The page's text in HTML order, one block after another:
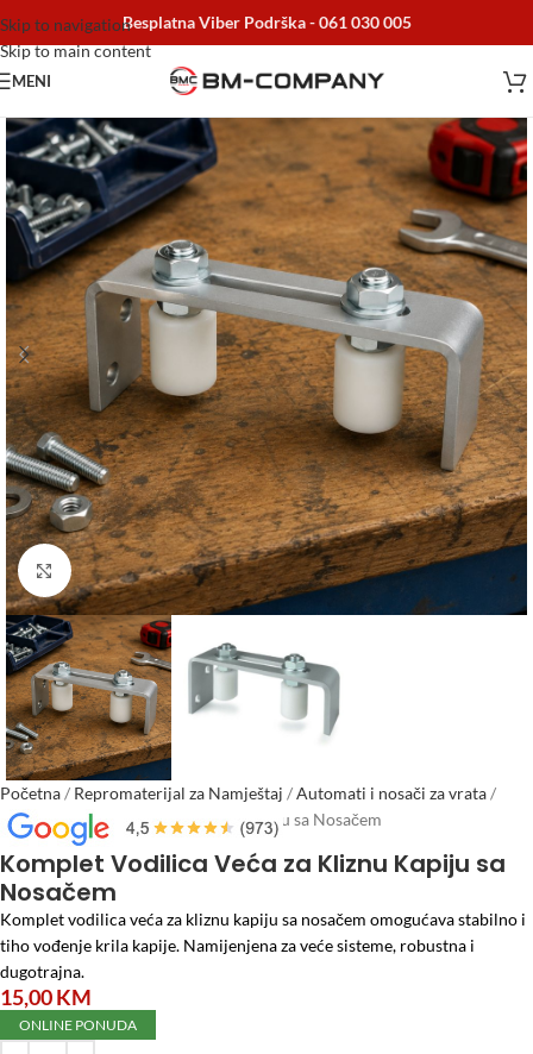
Skip to navigation
Skip to main content
Besplatna Viber Podrška -061 030 005
MENI
Click to enlarge
Početna/ Repromaterijal za Namještaj /Automati i nosači za vrata/
Komplet Vodilica Veća za Kliznu Kapiju sa Nosačem
Komplet Vodilica Veća za Kliznu Kapiju sa
Nosačem
Komplet vodilica veća za kliznu kapiju sa nosačem omogućava stabilno i
tiho vođenje krila kapije. Namijenjena za veće sisteme, robustna i
dugotrajna.
15,00KM
ONLINE PONUDA